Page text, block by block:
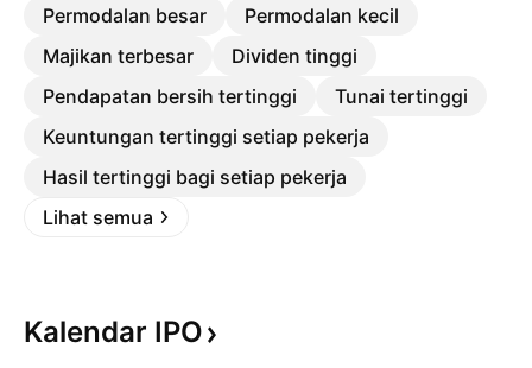
Permodalan besar
Permodalan kecil
Majikan terbesar
Dividen tinggi
Pendapatan bersih tertinggi
Tunai tertinggi
Keuntungan tertinggi setiap pekerja
Hasil tertinggi bagi setiap pekerja
Lihat semua
Kalendar IPO